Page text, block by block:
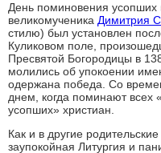
День поминовения усопших
великомученика Димитрия
стилю) был установлен
Куликовом поле,
Пресвятой Богородицы в
молились об упокоении
одержана победа. Со
днем, когда поминают всех
усопших» христиан.
Как и в другие
заупокойная Литургия и